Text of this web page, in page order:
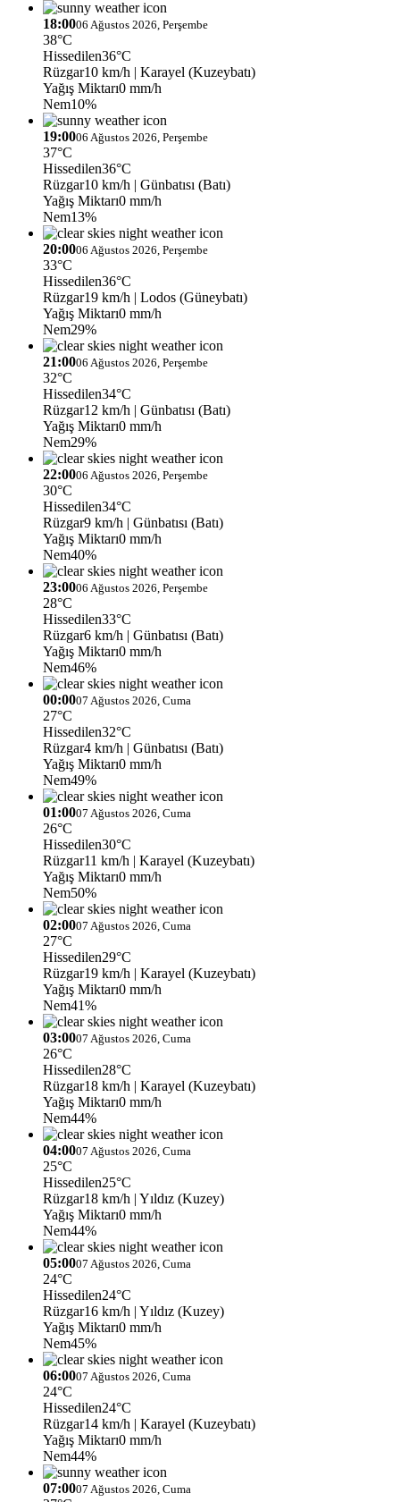
18:0006 Ağustos 2026, Perşembe
38°C
Hissedilen36°C
Rüzgar10 km/h | Karayel (Kuzeybatı)
Yağış Miktarı0 mm/h
Nem10%
19:0006 Ağustos 2026, Perşembe
37°C
Hissedilen36°C
Rüzgar10 km/h | Günbatısı (Batı)
Yağış Miktarı0 mm/h
Nem13%
20:0006 Ağustos 2026, Perşembe
33°C
Hissedilen36°C
Rüzgar19 km/h | Lodos (Güneybatı)
Yağış Miktarı0 mm/h
Nem29%
21:0006 Ağustos 2026, Perşembe
32°C
Hissedilen34°C
Rüzgar12 km/h | Günbatısı (Batı)
Yağış Miktarı0 mm/h
Nem29%
22:0006 Ağustos 2026, Perşembe
30°C
Hissedilen34°C
Rüzgar9 km/h | Günbatısı (Batı)
Yağış Miktarı0 mm/h
Nem40%
23:0006 Ağustos 2026, Perşembe
28°C
Hissedilen33°C
Rüzgar6 km/h | Günbatısı (Batı)
Yağış Miktarı0 mm/h
Nem46%
00:0007 Ağustos 2026, Cuma
27°C
Hissedilen32°C
Rüzgar4 km/h | Günbatısı (Batı)
Yağış Miktarı0 mm/h
Nem49%
01:0007 Ağustos 2026, Cuma
26°C
Hissedilen30°C
Rüzgar11 km/h | Karayel (Kuzeybatı)
Yağış Miktarı0 mm/h
Nem50%
02:0007 Ağustos 2026, Cuma
27°C
Hissedilen29°C
Rüzgar19 km/h | Karayel (Kuzeybatı)
Yağış Miktarı0 mm/h
Nem41%
03:0007 Ağustos 2026, Cuma
26°C
Hissedilen28°C
Rüzgar18 km/h | Karayel (Kuzeybatı)
Yağış Miktarı0 mm/h
Nem44%
04:0007 Ağustos 2026, Cuma
25°C
Hissedilen25°C
Rüzgar18 km/h | Yıldız (Kuzey)
Yağış Miktarı0 mm/h
Nem44%
05:0007 Ağustos 2026, Cuma
24°C
Hissedilen24°C
Rüzgar16 km/h | Yıldız (Kuzey)
Yağış Miktarı0 mm/h
Nem45%
06:0007 Ağustos 2026, Cuma
24°C
Hissedilen24°C
Rüzgar14 km/h | Karayel (Kuzeybatı)
Yağış Miktarı0 mm/h
Nem44%
07:0007 Ağustos 2026, Cuma